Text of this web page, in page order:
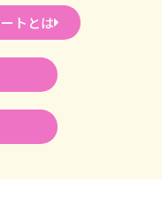
トとは